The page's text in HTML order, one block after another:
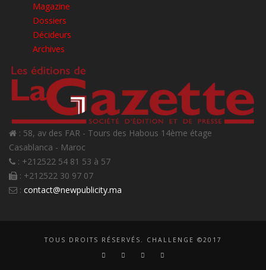
Magazine
Dossiers
Décideurs
Archives
: 58, av des FAR - Tours des Habous 14ème étage
Casablanca - Maroc
: +212522 54 81 53 à 57
: +212522 30 97 07
: contact@newpublicity.ma
TOUS DROITS RÉSERVÉS. CHALLENGE ©2017